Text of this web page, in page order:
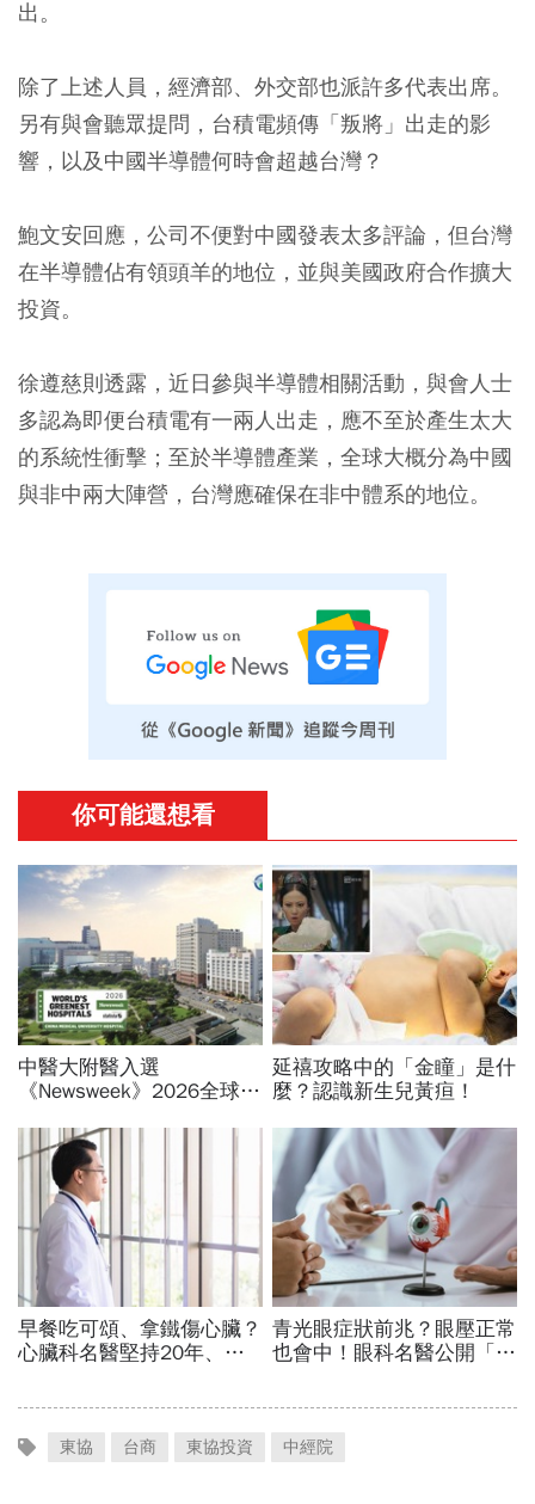
出。
除了上述人員，經濟部、外交部也派許多代表出席。
另有與會聽眾提問，台積電頻傳「叛將」出走的影
響，以及中國半導體何時會超越台灣？
鮑文安回應，公司不便對中國發表太多評論，但台灣
在半導體佔有領頭羊的地位，並與美國政府合作擴大
投資。
徐遵慈則透露，近日參與半導體相關活動，與會人士
多認為即便台積電有一兩人出走，應不至於產生太大
的系統性衝擊；至於半導體產業，全球大概分為中國
與非中兩大陣營，台灣應確保在非中體系的地位。
東協 台商 東協投資 中經院